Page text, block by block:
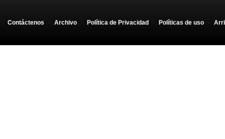
Contáctenos - Archivo - Política de Privacidad - Políticas de uso -